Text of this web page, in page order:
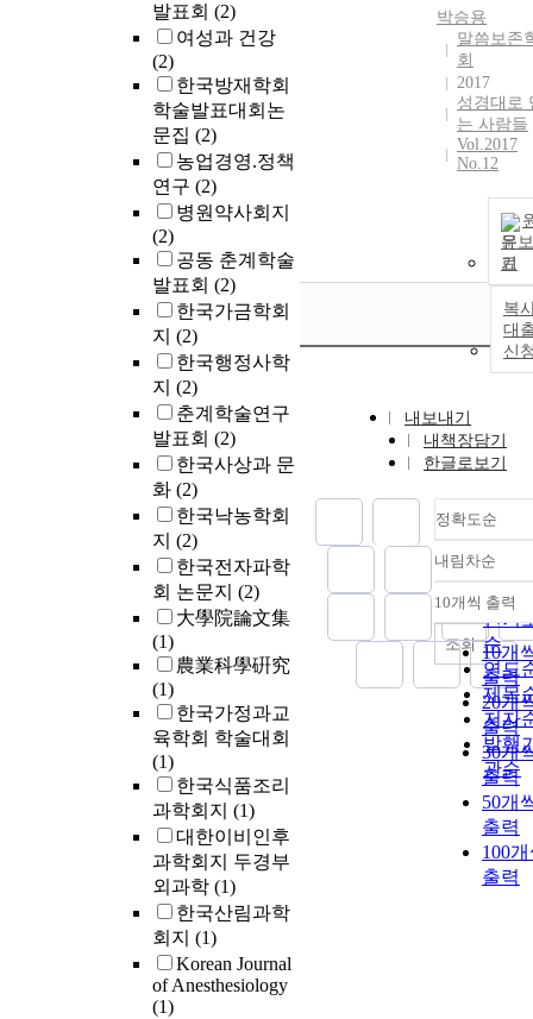
발표회 (2)
여성과 건강
(2)
한국방재학회
학술발표대회논
문집 (2)
농업경영.정책
연구 (2)
병원약사회지
(2)
공동 춘계학술
발표회 (2)
한국가금학회
지 (2)
한국행정사학
지 (2)
춘계학술연구
발표회 (2)
한국사상과 문
화 (2)
한국낙농학회
지 (2)
한국전자파학
회 논문지 (2)
大學院論文集
(1)
農業科學硏究
(1)
한국가정과교
육학회 학술대회
(1)
한국식품조리
과학회지 (1)
대한이비인후
과학회지 두경부
외과학 (1)
한국산림과학
회지 (1)
Korean Journal
of Anesthesiology
(1)
박승용
말씀보존
회
2017
성경대로
는 사람들
Vol.2017
No.12
문보
기
복
대
신
내보내기
내책장담기
한글로보기
정확도순
정확
순
인기
순
연도
제목
저자
발행
관순
내림차순
내림
10개씩 출력
10개
출력
20개
출력
30개
출력
50개
출력
100
출력
조회